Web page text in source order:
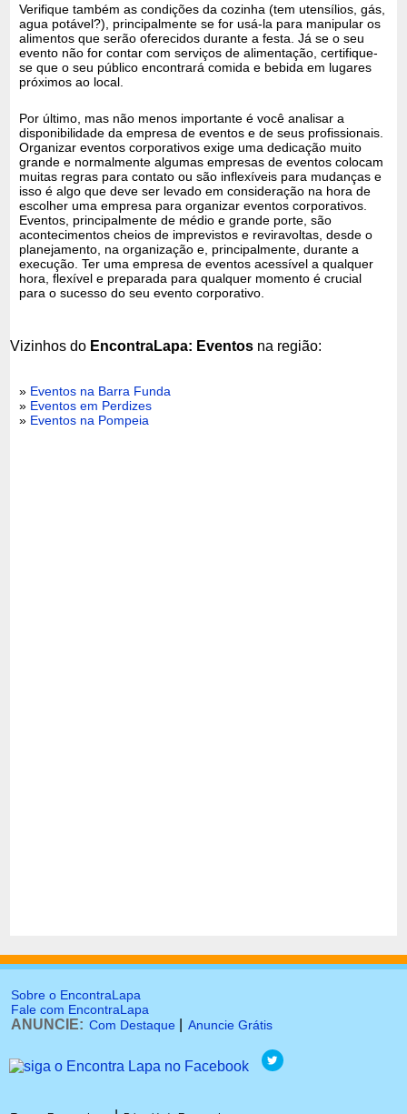
Verifique também as condições da cozinha (tem utensílios, gás,
agua potável?), principalmente se for usá-la para manipular os
alimentos que serão oferecidos durante a festa. Já se o seu
evento não for contar com serviços de alimentação, certifique-
se que o seu público encontrará comida e bebida em lugares
próximos ao local.
Por último, mas não menos importante é você analisar a
disponibilidade da empresa de eventos e de seus profissionais.
Organizar eventos corporativos exige uma dedicação muito
grande e normalmente algumas empresas de eventos colocam
muitas regras para contato ou são inflexíveis para mudanças e
isso é algo que deve ser levado em consideração na hora de
escolher uma empresa para organizar eventos corporativos.
Eventos, principalmente de médio e grande porte, são
acontecimentos cheios de imprevistos e reviravoltas, desde o
planejamento, na organização e, principalmente, durante a
execução. Ter uma empresa de eventos acessível a qualquer
hora, flexível e preparada para qualquer momento é crucial
para o sucesso do seu evento corporativo.
Vizinhos do EncontraLapa: Eventos na região:
» Eventos na Barra Funda
» Eventos em Perdizes
» Eventos na Pompeia
Sobre o EncontraLapa
Fale com EncontraLapa
ANUNCIE: Com Destaque Anuncie Grátis